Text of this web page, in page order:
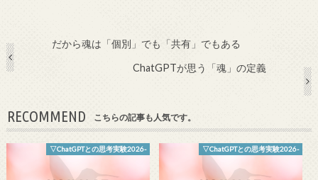
だから魂は「個別」でも「共有」でもある
ChatGPTが思う「魂」の定義
RECOMMEND こちらの記事も人気です。
▽ChatGPTとの思考実験2026- ▽ChatGPTとの思考実験2026-